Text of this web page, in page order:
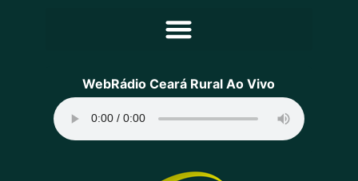
Principal
Programação
Equipe
WebRádio Ceará Rural Ao Vivo